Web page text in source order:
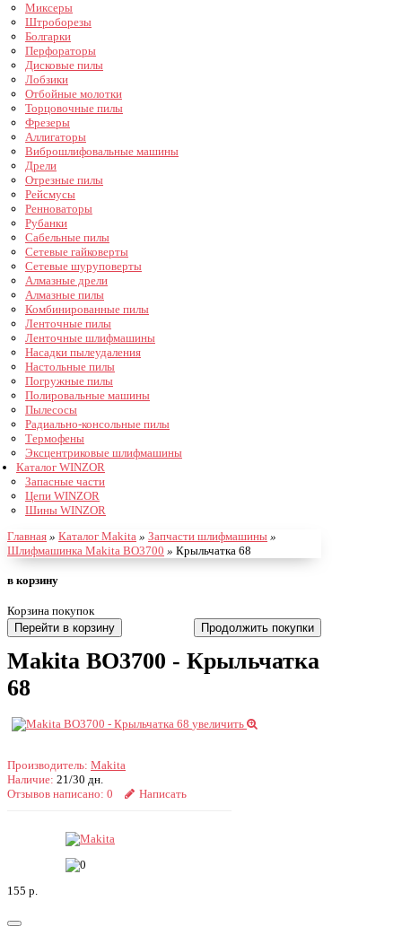
Миксеры
Штроборезы
Болгарки
Перфораторы
Дисковые пилы
Лобзики
Отбойные молотки
Торцовочные пилы
Фрезеры
Аллигаторы
Виброшлифовальные машины
Дрели
Отрезные пилы
Рейсмусы
Ренноваторы
Рубанки
Сабельные пилы
Сетевые гайковерты
Сетевые шуруповерты
Алмазные дрели
Алмазные пилы
Комбинированные пилы
Ленточные пилы
Ленточные шлифмашины
Насадки пылеудаления
Настольные пилы
Погружные пилы
Полировальные машины
Пылесосы
Радиально-консольные пилы
Термофены
Эксцентриковые шлифмашины
Каталог WINZOR
Запасные части
Цепи WINZOR
Шины WINZOR
Главная » Каталог Makita » Запчасти шлифмашины »
Шлифмашинка Makita BO3700 » Крыльчатка 68
в корзину
Корзина покупок
Перейти в корзину
Продолжить покупки
Makita BO3700 - Крыльчатка
68
увеличить
Производитель: Makita
Наличие: 21/30 дн.
Отзывов написано: 0 Написать
155 р.